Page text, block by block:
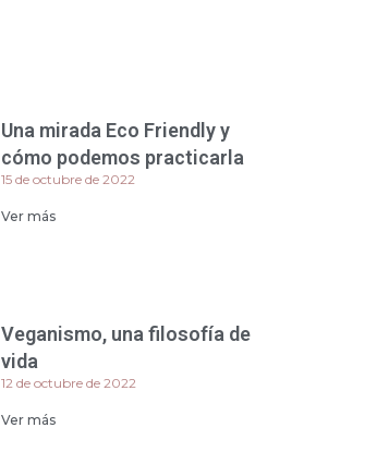
Una mirada Eco Friendly y
cómo podemos practicarla
15 de octubre de 2022
Ver más
Veganismo, una filosofía de
vida
12 de octubre de 2022
Ver más